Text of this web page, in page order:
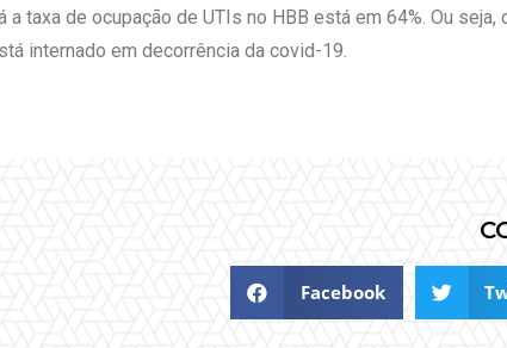
a taxa de ocupação de UTIs no HBB está em 64%. Ou
internado em decorrência da covid-19.
Facebook